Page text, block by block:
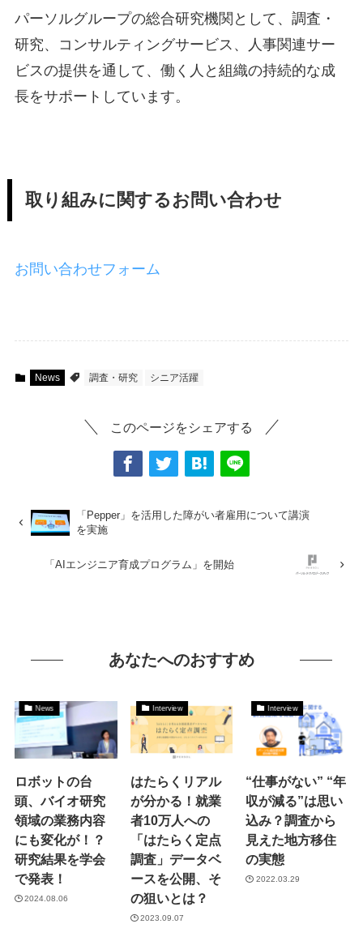
パーソルグループの総合研究機関として、調査・
研究、コンサルティングサービス、人事関連サー
ビスの提供を通して、働く人と組織の持続的な成
長をサポートしています。
取り組みに関するお問い合わせ
お問い合わせフォーム
News 調査・研究 シニア活躍
このページをシェアする
「Pepper」を活用した障がい者雇用について講演
を実施
「AIエンジニア育成プログラム」を開始
あなたへのおすすめ
News
ロボットの台
頭、バイオ研究
領域の業務内容
にも変化が！？
研究結果を学会
で発表！
2024.08.06
Interview
はたらくリアル
が分かる！就業
者10万人への
「はたらく定点
調査」データベ
ースを公開、そ
の狙いとは？
2023.09.07
Interview
“仕事がない” “年
収が減る”は思い
込み？調査から
見えた地方移住
の実態
2022.03.29